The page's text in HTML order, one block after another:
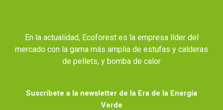
En la actualidad, Ecoforest es la empresa líder del
mercado con la gama más amplia de estufas y calderas
de pellets, y bomba de calor
Suscríbete a la newsletter de la Era de la Energía
Verde